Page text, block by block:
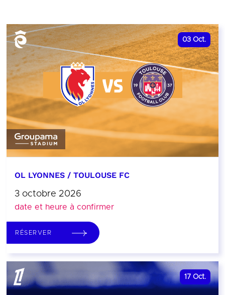
03 Oct.
OL LYONNES / TOULOUSE FC
3 octobre 2026
date et heure à confirmer
RÉSERVER
17 Oct.